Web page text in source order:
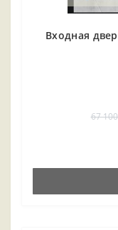
Входная
67